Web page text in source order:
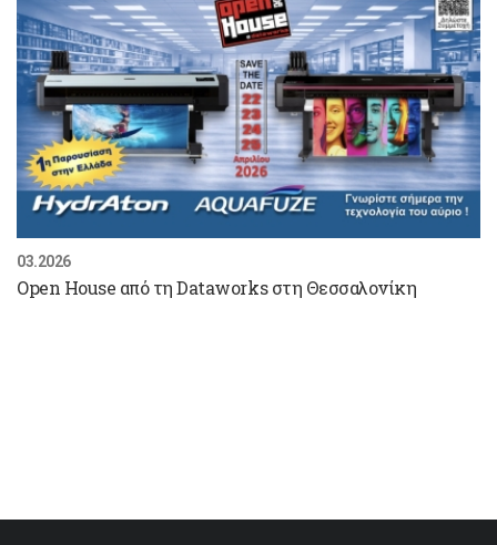
03.2026
Open House από τη Dataworks στη Θεσσαλονίκη